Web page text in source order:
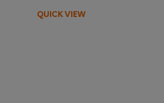
QUICK VIEW